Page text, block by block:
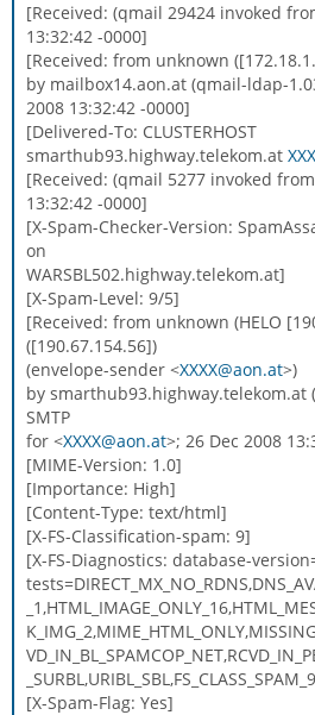
[Received: (qmail 29424 invoked
13:32:42 -0000]
[Received: from unknown
by mailbox14.aon.at (qmail-ldap-
2008 13:32:42 -0000]
[Delivered-To: CLUSTERHOST
smarthub93.highway.telekom.at
[Received: (qmail 5277 invoked
13:32:42 -0000]
[X-Spam-Checker-Version:
on
WARSBL502.highway.telekom.at]
[X-Spam-Level: 9/5]
[Received: from unknown (HELO
([190.67.154.56])
(envelope-sender <XXXX@aon.at>)
by smarthub93.highway.telekom.at
SMTP
for <XXXX@aon.at>; 26 Dec 2008
[MIME-Version: 1.0]
[Importance: High]
[Content-Type: text/html]
[X-FS-Classification-spam: 9]
[X-FS-Diagnostics: database-
[X-Spam-Flag: Yes]